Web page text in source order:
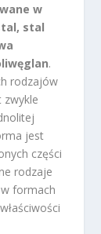
w
stal
.
rodzajów
zwykle
jest
części
rodzaje
formach